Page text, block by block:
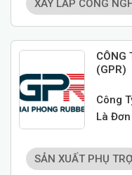
XÂY LẮP CÔNG
CÔNG
(GPR)
SẢN XUẤT PHỤ
Công
Là
Ngành